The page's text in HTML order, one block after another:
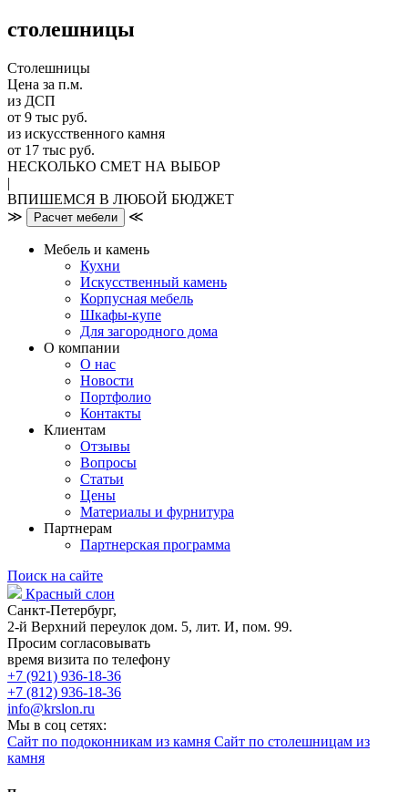
столешницы
Столешницы
Цена за п.м.
из ДСП
от 9 тыс руб.
из искусственного камня
от 17 тыс руб.
НЕСКОЛЬКО СМЕТ НА ВЫБОР
|
ВПИШЕМСЯ В ЛЮБОЙ БЮДЖЕТ
≫
Расчет мебели ≪
Мебель и камень
Кухни
Искусственный камень
Корпусная мебель
Шкафы-купе
Для загородного дома
О компании
О нас
Новости
Портфолио
Контакты
Клиентам
Отзывы
Вопросы
Статьи
Цены
Материалы и фурнитура
Партнерам
Партнерская программа
Поиск на сайте
Красный слон
Санкт-Петербург,
2-й Верхний переулок дом. 5, лит. И, пом. 99.
Просим согласовывать
время визита по телефону
+7 (921) 936-18-36
+7 (812) 936-18-36
info@krslon.ru
Мы в соц сетях:
Сайт по подоконникам из камня Сайт по столешницам из
камня